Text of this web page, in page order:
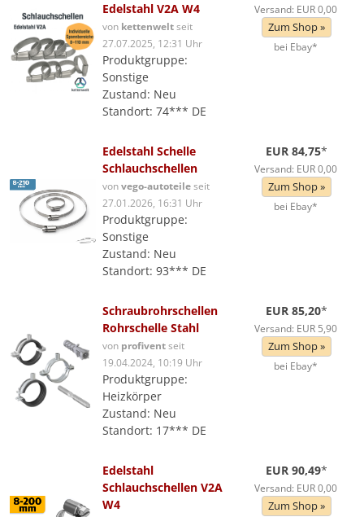
Edelstahl V2A W4
von kettenweltseit
27.07.2025, 12:31 Uhr
Produktgruppe:
Sonstige
Zustand: Neu
Standort: 74*** DE
Versand: EUR 0,00
Zum Shop »
bei Ebay*
Edelstahl Schelle
Schlauchschellen
vonvego-autoteileseit
27.01.2026, 16:31 Uhr
Produktgruppe:
Sonstige
Zustand: Neu
Standort: 93*** DE
EUR 84,75*
Versand: EUR 0,00
Zum Shop »
bei Ebay*
Schraubrohrschellen
Rohrschelle Stahl
von profiventseit
19.04.2024, 10:19 Uhr
Produktgruppe:
Heizkörper
Zustand: Neu
Standort: 17*** DE
EUR 85,20*
Versand: EUR 5,90
Zum Shop »
bei Ebay*
Edelstahl
Schlauchschellen V2A
W4
EUR 90,49*
Versand: EUR 0,00
Zum Shop »